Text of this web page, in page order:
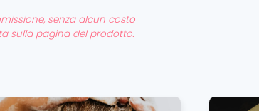
senza alcun costo
sulla pagina del prodotto.